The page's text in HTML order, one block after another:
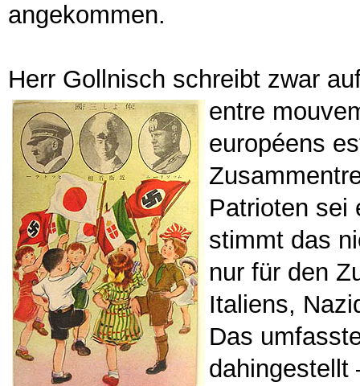
angekommen.
Herr Gollnisch schreibt zwar
entre
européens
Patrioten sei
stimmt das
nur für den
Italiens,
Das
dahingestellt